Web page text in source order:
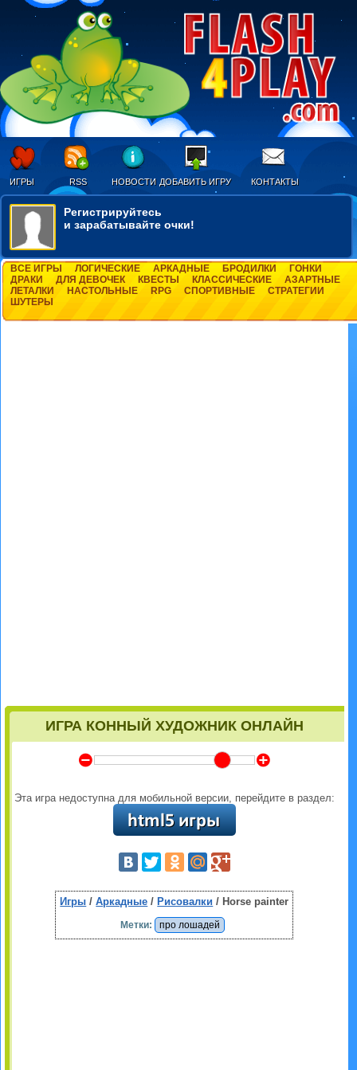
ИГРЫ RSS НОВОСТИ ДОБАВИТЬ ИГРУ КОНТАКТЫ
Регистрируйтесь
и зарабатывайте очки!
ВСЕ ИГРЫ ЛОГИЧЕСКИЕ АРКАДНЫЕ БРОДИЛКИ
ГОНКИ
ДРАКИ
ДЛЯ ДЕВОЧЕК КВЕСТЫ КЛАССИЧЕСКИЕ
АЗАРТНЫЕ
ЛЕТАЛКИ
НАСТОЛЬНЫЕ RPG СПОРТИВНЫЕ
СТРАТЕГИИ
ШУТЕРЫ
ИГРА КОННЫЙ ХУДОЖНИК ОНЛАЙН
Y Z
Эта игра недоступна для мобильной версии, перейдите в раздел:
Игры /Аркадные / Рисовалки / Horse painter
Метки: про лошадей